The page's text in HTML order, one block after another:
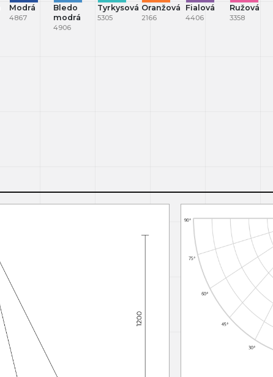
Modrá
4867
Bledo
modrá
4906
Tyrkysová
5305
Oranžová
2166
Fialová
4406
Ružová
3358